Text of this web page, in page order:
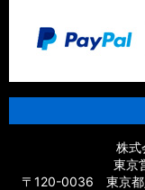
株式
東京
〒120-0036 東京都